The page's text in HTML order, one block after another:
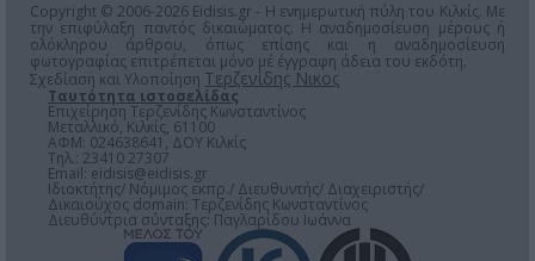
Copyright © 2006-2026 Eidisis.gr - Η ενημερωτική πύλη του Κιλκίς. Με
την επιφύλαξη παντός δικαιώματος. Η αναδημοσίευση μέρους ή
ολόκληρου άρθρου, όπως επίσης και η αναδημοσίευση
φωτογραφίας επιτρέπεται μόνο μέ έγγραφη άδεια του εκδότη.
Σχεδίαση και Υλοποίηση Τερζενίδης Νικος
Ταυτότητα ιστοσελίδας
Επιχείρηση Τερζενίδης Κωνσταντίνος
Μεταλλικό, Κιλκίς, 61100
ΑΦΜ: 024638641, ΔΟΥ Κιλκίς
Τηλ.: 23410 27307
Email: eidisis@eidisis.gr
Ιδιοκτήτης/ Νόμιμος εκπρ./ Διευθυντής/ Διαχειριστής/
Δικαιούχος domain: Τερζενίδης Κωνσταντίνος
Διευθύντρια σύνταξης: Παγλαρίδου Ιωάννα